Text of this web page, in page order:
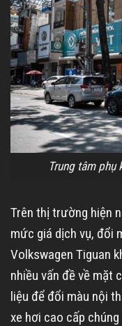
Trung tâm
Trên thị trường hiện
mức giá dịch vụ, đổi
Volkswagen Tiguan
nhiều vấn đề về mặt
liệu để đổi màu nội
xe hơi cao cấp